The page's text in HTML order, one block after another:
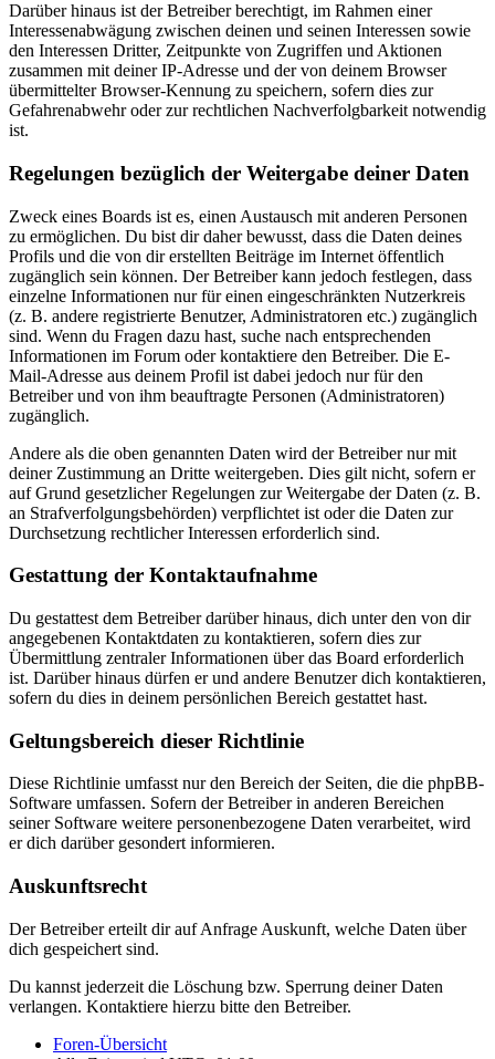
Darüber hinaus ist der Betreiber berechtigt, im Rahmen einer
Interessenabwägung zwischen deinen und seinen Interessen sowie
den Interessen Dritter, Zeitpunkte von Zugriffen und Aktionen
zusammen mit deiner IP-Adresse und der von deinem Browser
übermittelter Browser-Kennung zu speichern, sofern dies zur
Gefahrenabwehr oder zur rechtlichen Nachverfolgbarkeit notwendig
ist.
Regelungen bezüglich der Weitergabe deiner Daten
Zweck eines Boards ist es, einen Austausch mit anderen Personen
zu ermöglichen. Du bist dir daher bewusst, dass die Daten deines
Profils und die von dir erstellten Beiträge im Internet öffentlich
zugänglich sein können. Der Betreiber kann jedoch festlegen, dass
einzelne Informationen nur für einen eingeschränkten Nutzerkreis
(z. B. andere registrierte Benutzer, Administratoren etc.) zugänglich
sind. Wenn du Fragen dazu hast, suche nach entsprechenden
Informationen im Forum oder kontaktiere den Betreiber. Die E-
Mail-Adresse aus deinem Profil ist dabei jedoch nur für den
Betreiber und von ihm beauftragte Personen (Administratoren)
zugänglich.
Andere als die oben genannten Daten wird der Betreiber nur mit
deiner Zustimmung an Dritte weitergeben. Dies gilt nicht, sofern er
auf Grund gesetzlicher Regelungen zur Weitergabe der Daten (z. B.
an Strafverfolgungsbehörden) verpflichtet ist oder die Daten zur
Durchsetzung rechtlicher Interessen erforderlich sind.
Gestattung der Kontaktaufnahme
Du gestattest dem Betreiber darüber hinaus, dich unter den von dir
angegebenen Kontaktdaten zu kontaktieren, sofern dies zur
Übermittlung zentraler Informationen über das Board erforderlich
ist. Darüber hinaus dürfen er und andere Benutzer dich kontaktieren,
sofern du dies in deinem persönlichen Bereich gestattet hast.
Geltungsbereich dieser Richtlinie
Diese Richtlinie umfasst nur den Bereich der Seiten, die die phpBB-
Software umfassen. Sofern der Betreiber in anderen Bereichen
seiner Software weitere personenbezogene Daten verarbeitet, wird
er dich darüber gesondert informieren.
Auskunftsrecht
Der Betreiber erteilt dir auf Anfrage Auskunft, welche Daten über
dich gespeichert sind.
Du kannst jederzeit die Löschung bzw. Sperrung deiner Daten
verlangen. Kontaktiere hierzu bitte den Betreiber.
Foren-Übersicht